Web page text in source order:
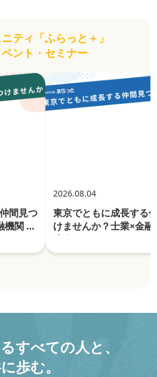
ティ「ふらっと＋」
ント・セミナー
間見つ
機関 交
2026.08.04
東京でともに成長する
けませんか？士業×金融
流会
るすべての人と、
に歩む。